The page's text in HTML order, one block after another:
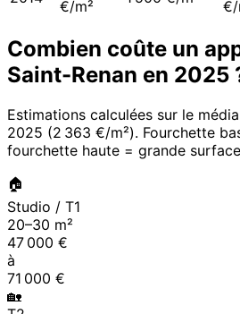
€/m²
€/
Combien coûte un
Saint-Renan en 2025
Estimations calculées sur le
2025 (2 363 €/m²). Fourchette
fourchette haute = grande
🏠
Studio / T1
20–30 m²
47 000 €
à
71 000 €
🏡